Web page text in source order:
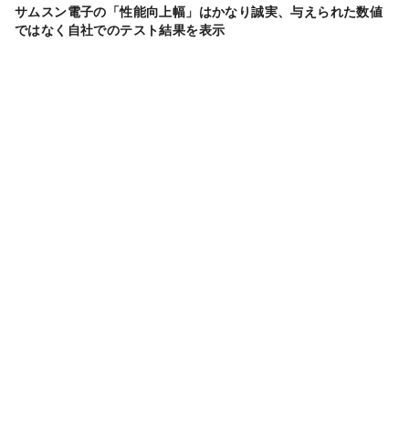
サムスン電子の「性能向上幅」はかなり誠実、与えられた数値
ではなく自社でのテスト結果を表示